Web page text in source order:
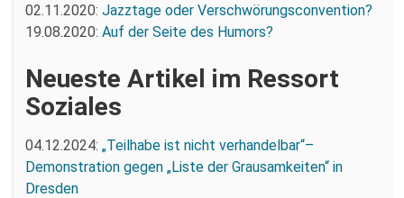
02.11.2020: Jazztage oder Verschwörungsconvention?
19.08.2020: Auf der Seite des Humors?
Neueste Artikel im Ressort
Soziales
04.12.2024: „Teilhabe ist nicht verhandelbar“–
Demonstration gegen „Liste der Grausamkeiten“ in
Dresden